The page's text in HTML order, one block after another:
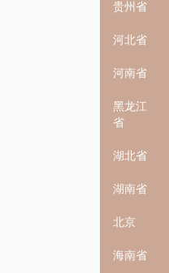
贵州省
河北省
河南省
黑龙江
省
湖北省
湖南省
北京
海南省